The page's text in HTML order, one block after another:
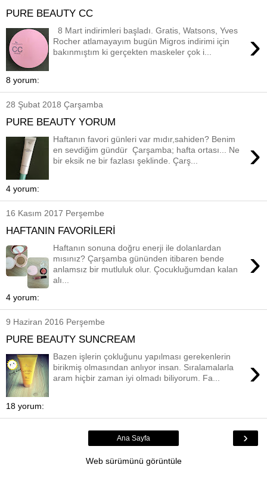
PURE BEAUTY CC
›
8 Mart indirimleri başladı. Gratis, Watsons, Yves
Rocher atlamayayım bugün Migros indirimi için
bakınmıştım ki gerçekten maskeler çok i...
8 yorum:
28 Şubat 2018 Çarşamba
PURE BEAUTY YORUM
›
Haftanın favori günleri var mıdır,sahiden? Benim
en sevdiğim gündür Çarşamba; hafta ortası... Ne
bir eksik ne bir fazlası şeklinde. Çarş...
4 yorum:
16 Kasım 2017 Perşembe
HAFTANIN FAVORİLERİ
›
Haftanın sonuna doğru enerji ile dolanlardan
mısınız? Çarşamba gününden itibaren bende
anlamsız bir mutluluk olur. Çocukluğumdan kalan
alı...
4 yorum:
9 Haziran 2016 Perşembe
PURE BEAUTY SUNCREAM
›
Bazen işlerin çokluğunu yapılması gerekenlerin
birikmiş olmasından anlıyor insan. Sıralamalarla
aram hiçbir zaman iyi olmadı biliyorum. Fa...
18 yorum:
›
Ana Sayfa
Web sürümünü görüntüle